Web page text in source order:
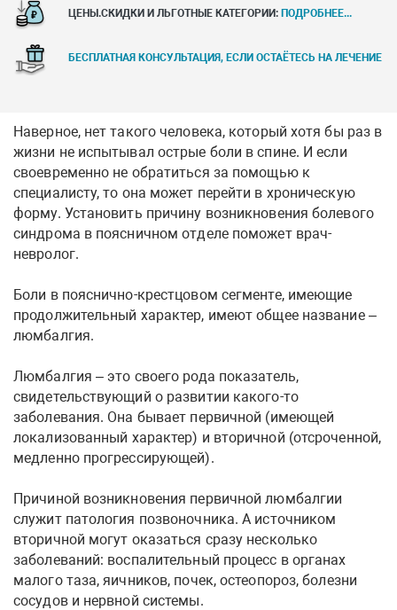
ЦЕНЫ.СКИДКИ И ЛЬГОТНЫЕ КАТЕГОРИИ: ПОДРОБНЕЕ...
БЕСПЛАТНАЯ КОНСУЛЬТАЦИЯ, ЕСЛИ ОСТАЁТЕСЬ НА ЛЕЧЕНИЕ
Наверное, нет такого человека, который хотя бы раз в
жизни не испытывал острые боли в спине. И если
своевременно не обратиться за помощью к
специалисту, то она может перейти в хроническую
форму. Установить причину возникновения болевого
синдрома в поясничном отделе поможет врач-
невролог.
Боли в пояснично-крестцовом сегменте, имеющие
продолжительный характер, имеют общее название –
люмбалгия.
Люмбалгия – это своего рода показатель,
свидетельствующий о развитии какого-то
заболевания. Она бывает первичной (имеющей
локализованный характер) и вторичной (отсроченной,
медленно прогрессирующей).
Причиной возникновения первичной люмбалгии
служит патология позвоночника. А источником
вторичной могут оказаться сразу несколько
заболеваний: воспалительный процесс в органах
малого таза, яичников, почек, остеопороз, болезни
сосудов и нервной системы.